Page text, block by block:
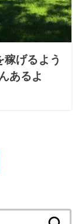
げるよう
あるよ